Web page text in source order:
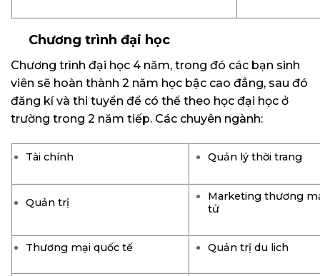
Chương trình đại học
Chương trình đại học 4 năm, trong đó các bạn sinh
viên sẽ hoàn thành 2 năm học bậc cao đẳng, sau đó
đăng kí và thi tuyển để có thể theo học đại học ở
trường trong 2 năm tiếp. Các chuyên ngành:
Tài chính Quản lý thời trang
Quản trị
Marketing thương
tử
Thương mại quốc tế Quản trị du lich